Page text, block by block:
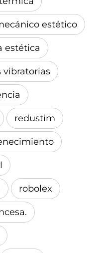
estético
estética
vibratorias
redustim
robolex